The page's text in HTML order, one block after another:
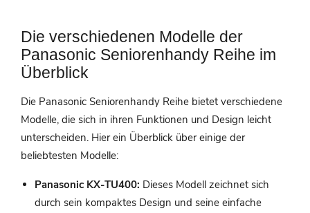
Die verschiedenen Modelle der
Panasonic Seniorenhandy Reihe im
Überblick
Die Panasonic Seniorenhandy Reihe bietet verschiedene
Modelle, die sich in ihren Funktionen und Design leicht
unterscheiden. Hier ein Überblick über einige der
beliebtesten Modelle:
Panasonic KX-TU400: Dieses Modell zeichnet sich
durch sein kompaktes Design und seine einfache